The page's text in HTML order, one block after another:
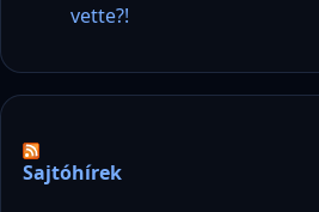
vette?!
Sajtóhírek